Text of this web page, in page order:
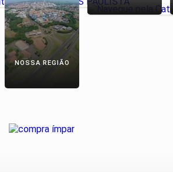
NOSSA REGIÃO